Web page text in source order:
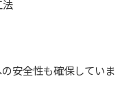
法
安全性も確保していま